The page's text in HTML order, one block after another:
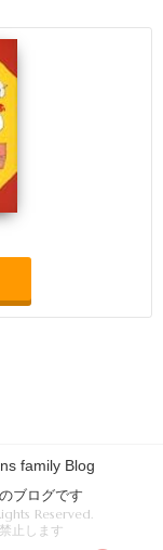
family Blog
ブログです
Reserved.
止します